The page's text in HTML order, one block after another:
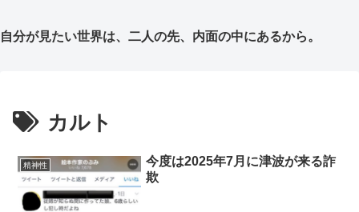
自分が見たい世界は、二人の先、内面の中にあるから。
カルト
精神性
今度は2025年7月に津波が来る詐
欺